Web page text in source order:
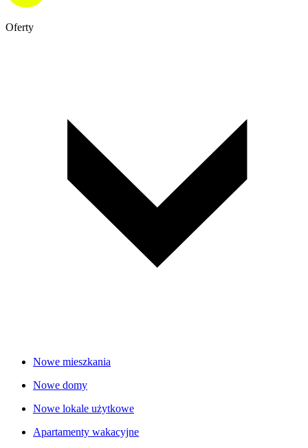
Oferty
Nowe mieszkania
Nowe domy
Nowe lokale użytkowe
Apartamenty wakacyjne